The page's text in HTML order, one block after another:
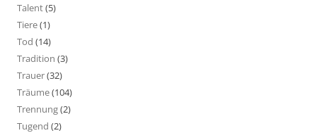
Talent(5)
Tiere(1)
Tod (14)
Tradition (3)
Trauer(32)
Träume(104)
Trennung(2)
Tugend (2)